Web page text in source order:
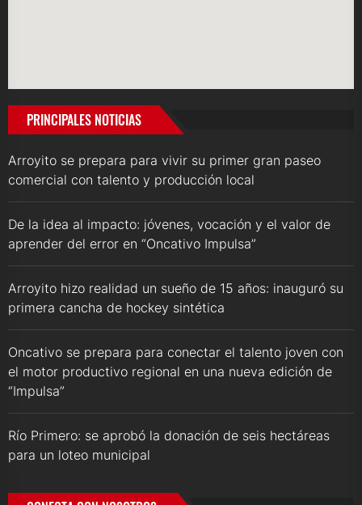
PRINCIPALES NOTICIAS
Arroyito se prepara para vivir su primer gran paseo
comercial con talento y producción local
De la idea al impacto: jóvenes, vocación y el valor de
aprender del error en “Oncativo Impulsa”
Arroyito hizo realidad un sueño de 15 años: inauguró su
primera cancha de hockey sintética
Oncativo se prepara para conectar el talento joven con
el motor productivo regional en una nueva edición de
“Impulsa”
Río Primero: se aprobó la donación de seis hectáreas
para un loteo municipal